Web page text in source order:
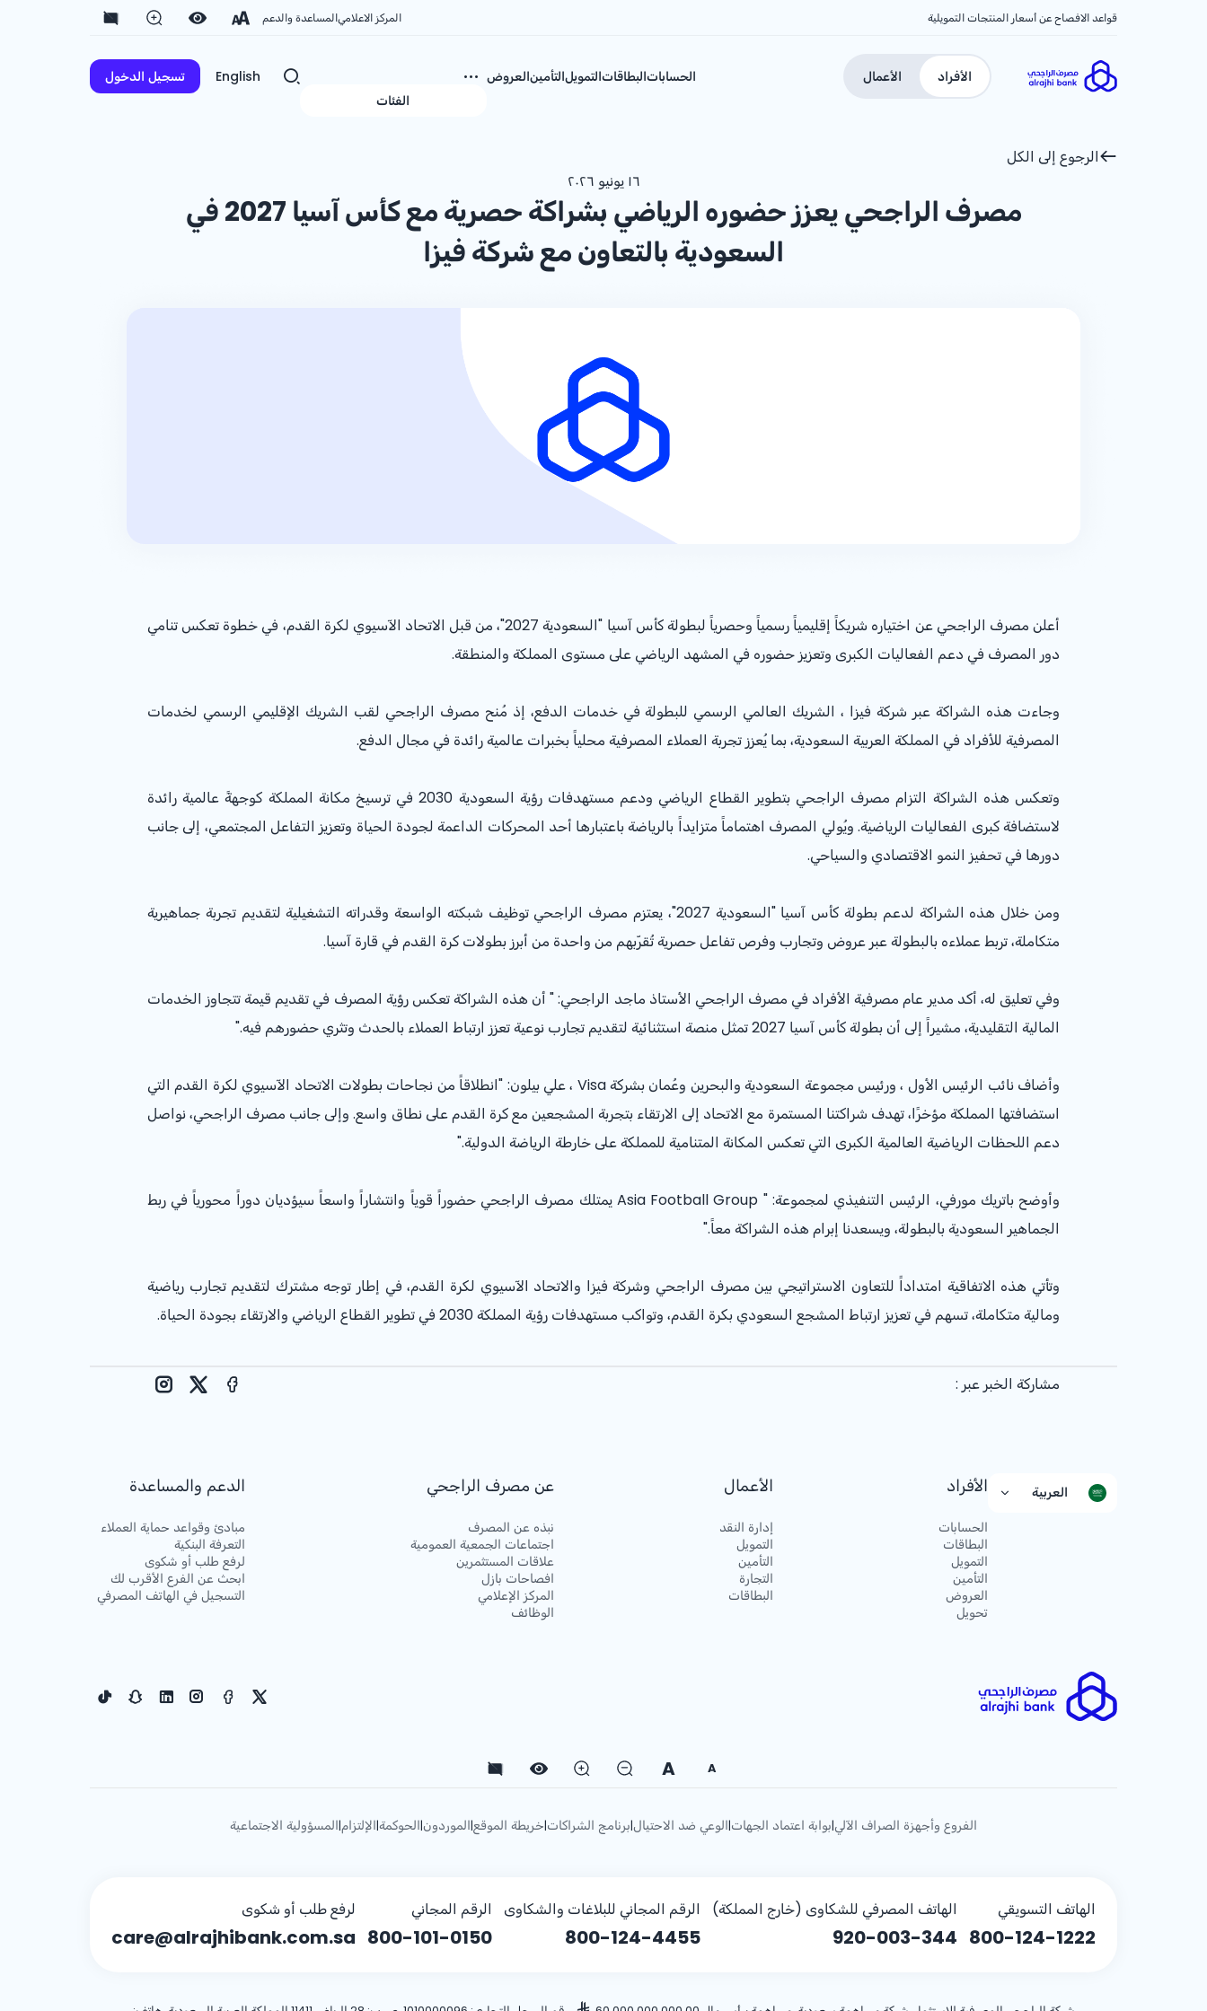
قواعد الافصاح عن أسعار المنتجات التمويلية المركز الاعلاميالمساعدة والدعم
الأفراد الأعمال الحساباتالبطاقاتالتمويلالتأمينالعروض
الفئات
English تسجيل الدخول
الرجوع إلى الكل
١٦ يونيو ٢٠٢٦
مصرف الراجحي يعزز حضوره الرياضي بشراكة حصرية مع كأس آسيا 2027 في
السعودية بالتعاون مع شركة فيزا
أعلن مصرف الراجحي عن اختياره شريكاً إقليمياً رسمياً وحصرياً لبطولة كأس آسيا "السعودية 2027"، من قبل الاتحاد الآسيوي لكرة القدم، في خطوة تعكس تنامي
دور المصرف في دعم الفعاليات الكبرى وتعزيز حضوره في المشهد الرياضي على مستوى المملكة والمنطقة.
وجاءت هذه الشراكة عبر شركة فيزا ، الشريك العالمي الرسمي للبطولة في خدمات الدفع، إذ مُنح مصرف الراجحي لقب الشريك الإقليمي الرسمي لخدمات
المصرفية للأفراد في المملكة العربية السعودية، بما يُعزز تجربة العملاء المصرفية محلياً بخبرات عالمية رائدة في مجال الدفع.
وتعكس هذه الشراكة التزام مصرف الراجحي بتطوير القطاع الرياضي ودعم مستهدفات رؤية السعودية 2030 في ترسيخ مكانة المملكة كوجهةً عالمية رائدة
لاستضافة كبرى الفعاليات الرياضية. ويُولي المصرف اهتماماً متزايداً بالرياضة باعتبارها أحد المحركات الداعمة لجودة الحياة وتعزيز التفاعل المجتمعي، إلى جانب
دورها في تحفيز النمو الاقتصادي والسياحي.
ومن خلال هذه الشراكة لدعم بطولة كأس آسيا "السعودية 2027"، يعتزم مصرف الراجحي توظيف شبكته الواسعة وقدراته التشغيلية لتقديم تجربة جماهيرية
متكاملة، تربط عملاءه بالبطولة عبر عروض وتجارب وفرص تفاعل حصرية تُقرّبهم من واحدة من أبرز بطولات كرة القدم في قارة آسيا.
وفي تعليق له، أكد مدير عام مصرفية الأفراد في مصرف الراجحي الأستاذ ماجد الراجحي: " أن هذه الشراكة تعكس رؤية المصرف في تقديم قيمة تتجاوز الخدمات
المالية التقليدية، مشيراً إلى أن بطولة كأس آسيا 2027 تمثل منصة استثنائية لتقديم تجارب نوعية تعزز ارتباط العملاء بالحدث وتثري حضورهم فيه."
وأضاف نائب الرئيس الأول ، ورئيس مجموعة السعودية والبحرين وعُمان بشركة Visa ، علي بيلون: "انطلاقاً من نجاحات بطولات الاتحاد الآسيوي لكرة القدم التي
استضافتها المملكة مؤخرًا، تهدف شراكتنا المستمرة مع الاتحاد إلى الارتقاء بتجربة المشجعين مع كرة القدم على نطاق واسع. وإلى جانب مصرف الراجحي، نواصل
دعم اللحظات الرياضية العالمية الكبرى التي تعكس المكانة المتنامية للمملكة على خارطة الرياضة الدولية."
وأوضح باتريك مورفي، الرئيس التنفيذي لمجموعة: " Asia Football Group يمتلك مصرف الراجحي حضوراً قوياً وانتشاراً واسعاً سيؤديان دوراً محورياً في ربط
الجماهير السعودية بالبطولة، ويسعدنا إبرام هذه الشراكة معاً."
وتأتي هذه الاتفاقية امتداداً للتعاون الاستراتيجي بين مصرف الراجحي وشركة فيزا والاتحاد الآسيوي لكرة القدم، في إطار توجه مشترك لتقديم تجارب رياضية
ومالية متكاملة، تسهم في تعزيز ارتباط المشجع السعودي بكرة القدم، وتواكب مستهدفات رؤية المملكة 2030 في تطوير القطاع الرياضي والارتقاء بجودة الحياة.
مشاركة الخبر عبر : Facebook
X
Instagram
العربية الأفراد
الحسابات
البطاقات
التمويل
التأمين
العروض
تحويل
الأعمال
إدارة النقد
التمويل
التأمين
التجارة
البطاقات
عن مصرف الراجحي
نبذه عن المصرف
اجتماعات الجمعية العمومية
علاقات المستثمرين
افصاحات بازل
المركز الإعلامي
الوظائف
الدعم والمساعدة
مبادئ وقواعد حماية العملاء
التعرفة البنكية
لرفع طلب أو شكوى
ابحث عن الفرع الأقرب لك
التسجيل في الهاتف المصرفي
A
A
الفروع وأجهزة الصراف الآلي|بوابة اعتماد الجهات|الوعي ضد الاحتيال|برنامج الشراكات|خريطة الموقع|الموردون|الحوكمة|الإلتزام|المسؤولية الاجتماعية
الهاتف التسويقي
800-124-1222
الهاتف المصرفي للشكاوى (خارج المملكة)
920-003-344
الرقم المجاني للبلاغات والشكاوى
800-124-4455
الرقم المجاني
800-101-0150
لرفع طلب أو شكوى
care@alrajhibank.com.sa